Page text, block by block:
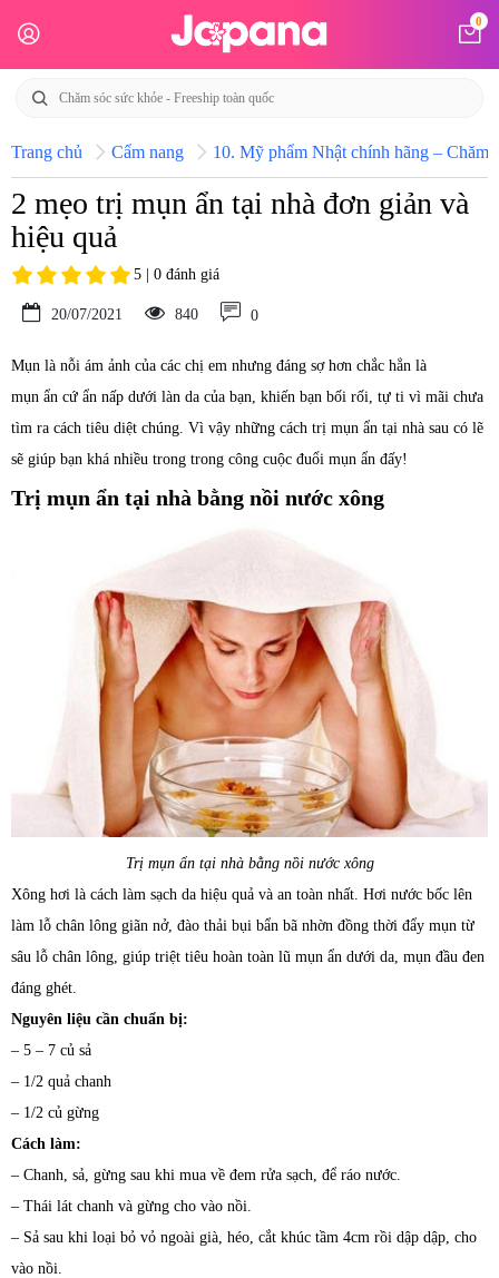
0
Trang chủ Cẩm nang 10. Mỹ phẩm Nhật chính hãng – Chăm
2 mẹo trị mụn ẩn tại nhà đơn giản và
hiệu quả
5 | 0 đánh giá
20/07/2021 840 0
Mụn là nỗi ám ảnh của các chị em nhưng đáng sợ hơn chắc hẳn là
mụn ẩn cứ ẩn nấp dưới làn da của bạn, khiến bạn bối rối, tự ti vì mãi chưa
tìm ra cách tiêu diệt chúng. Vì vậy những cách trị mụn ẩn tại nhà sau có lẽ
sẽ giúp bạn khá nhiều trong trong công cuộc đuổi mụn ẩn đấy!
Trị mụn ẩn tại nhà bằng nồi nước xông
Trị mụn ẩn tại nhà bằng nồi nước xông
Xông hơi là cách làm sạch da hiệu quả và an toàn nhất. Hơi nước bốc lên
làm lỗ chân lông giãn nở, đào thải bụi bẩn bã nhờn đồng thời đẩy mụn từ
sâu lỗ chân lông, giúp triệt tiêu hoàn toàn lũ mụn ẩn dưới da, mụn đầu đen
đáng ghét.
Nguyên liệu cần chuẩn bị:
– 5 – 7 củ sả
– 1/2 quả chanh
– 1/2 củ gừng
Cách làm:
– Chanh, sả, gừng sau khi mua về đem rửa sạch, để ráo nước.
– Thái lát chanh và gừng cho vào nồi.
– Sả sau khi loại bỏ vỏ ngoài già, héo, cắt khúc tầm 4cm rồi dập dập, cho
vào nồi.